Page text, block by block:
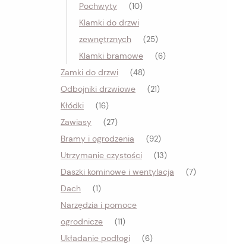
Pochwyty (10)
Klamki do drzwi
zewnętrznych
(25)
Klamki bramowe (6)
Zamki do drzwi (48)
Odbojniki drzwiowe (21)
Kłódki (16)
Zawiasy (27)
Bramy i ogrodzenia (92)
Utrzymanie czystości (13)
Daszki kominowe i wentylacja (7)
Dach (1)
Narzędzia i pomoce
ogrodnicze
(11)
Układanie podłogi (6)